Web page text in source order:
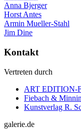
Anna Bjerger
Horst Antes
Armin Mueller-Stahl
Jim Dine
Kontakt
Vertreten durch
ART EDITION-
Fiebach &
Kunstverlag R.
galerie.de